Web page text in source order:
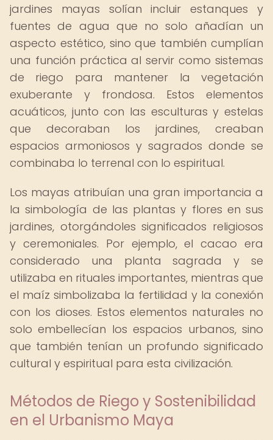
jardines mayas solían incluir estanques y
fuentes de agua que no solo añadían un
aspecto estético, sino que también cumplían
una función práctica al servir como sistemas
de riego para mantener la vegetación
exuberante y frondosa. Estos elementos
acuáticos, junto con las esculturas y estelas
que decoraban los jardines, creaban
espacios armoniosos y sagrados donde se
combinaba lo terrenal con lo espiritual.
Los mayas atribuían una gran importancia a
la simbología de las plantas y flores en sus
jardines, otorgándoles significados religiosos
y ceremoniales. Por ejemplo, el cacao era
considerado una planta sagrada y se
utilizaba en rituales importantes, mientras que
el maíz simbolizaba la fertilidad y la conexión
con los dioses. Estos elementos naturales no
solo embellecían los espacios urbanos, sino
que también tenían un profundo significado
cultural y espiritual para esta civilización.
Métodos de Riego y Sostenibilidad
en el Urbanismo Maya